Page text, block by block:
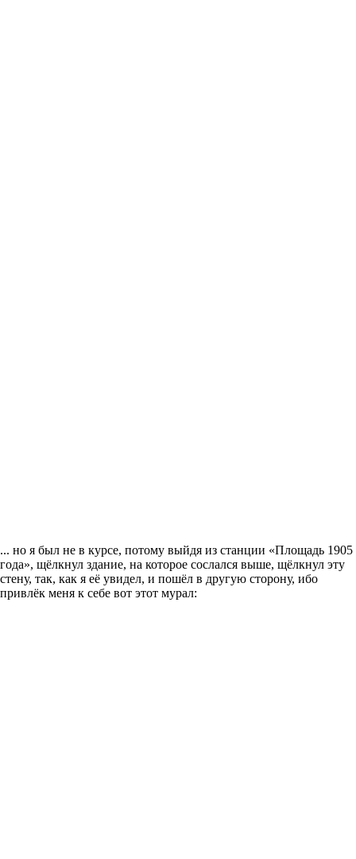
... но я был не в курсе, потому выйдя из станции «Площадь 1905
года», щёлкнул здание, на которое сослался выше, щёлкнул эту
стену, так, как я её увидел, и пошёл в другую сторону, ибо
привлёк меня к себе вот этот мурал: